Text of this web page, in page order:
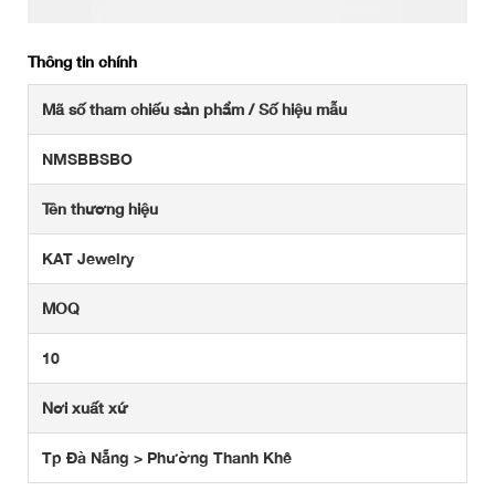
Thông tin chính
Mã số tham chiếu sản phẩm / Số hiệu mẫu
NMSBBSBO
Tên thương hiệu
KAT Jewelry
MOQ
10
Nơi xuất xứ
Tp Đà Nẵng > Phường Thanh Khê